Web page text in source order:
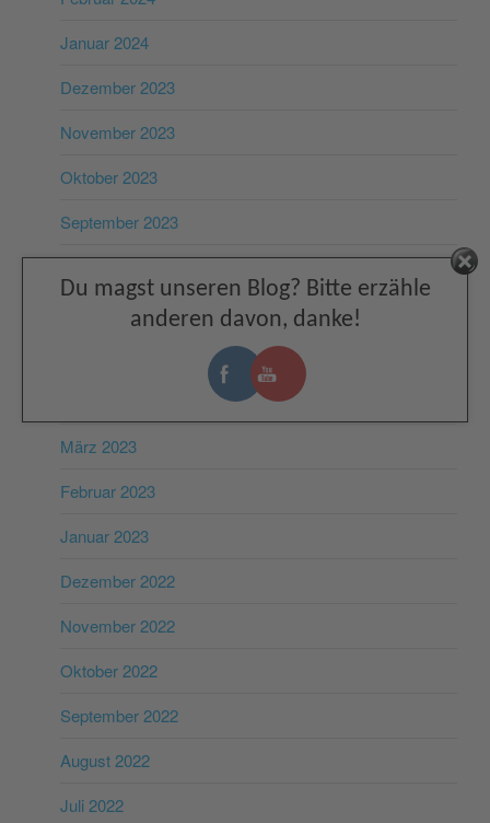
Januar 2024
Dezember 2023
November 2023
Oktober 2023
September 2023
März 2023
Februar 2023
Januar 2023
Dezember 2022
November 2022
Oktober 2022
September 2022
August 2022
Juli 2022
Du magst unseren Blog? Bitte erzähle
anderen davon, danke!
Facebook